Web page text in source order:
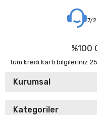
7/
%100
Tüm kredi kartı bilgileriniz
Kurumsal
Kategoriler